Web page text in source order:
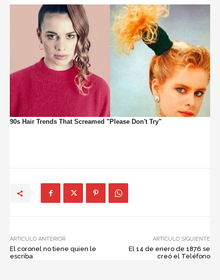
ARTÍCULO ANTERIOR
El coronel no tiene quien le
escriba
ARTÍCULO SIGUIENTE
El 14 de enero de 1876 se
creó el Teléfono